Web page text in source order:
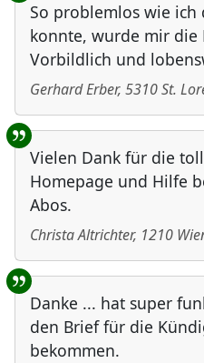
So problemlos wie ich
konnte, wurde mir die
Vorbildlich und
Gerhard Erber, 5310St.
Vielen Dank für die
Homepage und Hilfe
Abos.
Christa Altrichter, 1210
Danke ... hat super
den Brief für die
bekommen.